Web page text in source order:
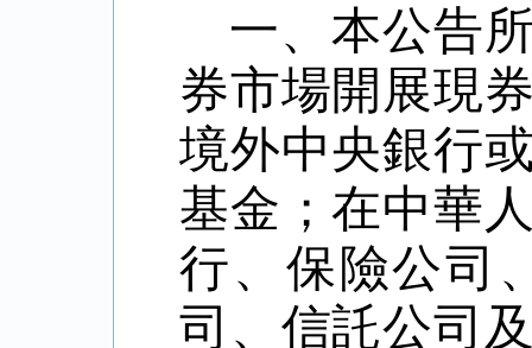
一、本公告
券市場開展現
境外中央銀行
基金；在中華
行、保險公司
司、信託公司